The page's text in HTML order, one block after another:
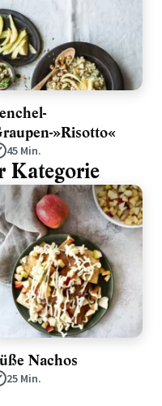
»Risotto«
45 Min.
Kategorie
Nachos
25 Min.